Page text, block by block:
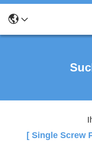
[ Single Screw